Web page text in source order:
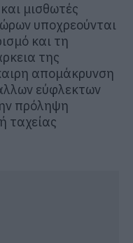
μισθωτές
υποχρεούνται
και τη
της
απομάκρυνση
εύφλεκτων
πρόληψη
ταχείας